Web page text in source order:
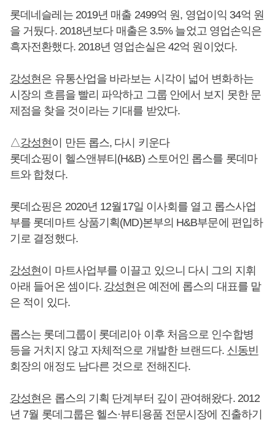
롯데네슬레는 2019년 매출 2499억 원, 영업이익 34억 원
을 거뒀다. 2018년보다 매출은 3.5% 늘었고 영업손익은
흑자전환했다. 2018년 영업손실은 42억 원이었다.
강성현은 유통산업을 바라보는 시각이 넓어 변화하는
시장의 흐름을 빨리 파악하고 그룹 안에서 보지 못한 문
제점을 찾을 것이라는 기대를 받았다.
△강성현이 만든 롭스, 다시 키운다
롯데쇼핑이 헬스앤뷰티(H&B) 스토어인 롭스를 롯데마
트와 합쳤다.
롯데쇼핑은 2020년 12월17일 이사회를 열고 롭스사업
부를 롯데마트 상품기획(MD)본부의 H&B부문에 편입하
기로 결정했다.
강성현이 마트사업부를 이끌고 있으니 다시 그의 지휘
아래 들어온 셈이다. 강성현 은 예전에 롭스의 대표를 맡
은 적이 있다.
롭스는 롯데그룹이 롯데리아 이후 처음으로 인수합병
등을 거치지 않고 자체적으로 개발한 브랜드다. 신동빈
회장의 애정도 남다른 것으로 전해진다.
강성현은 롭스의 기획 단계부터 깊이 관여해왔다. 2012
년 7월 롯데그룹은 헬스·뷰티용품 전문시장에 진출하기